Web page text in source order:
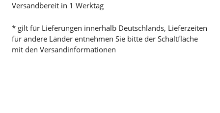
Versandbereit in 1 Werktag
* gilt für Lieferungen innerhalb Deutschlands, Lieferzeiten
für andere Länder entnehmen Sie bitte der Schaltfläche
mit den Versandinformationen